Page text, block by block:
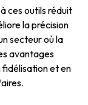
ces outils réduit
la précision
secteur où la
avantages
et en